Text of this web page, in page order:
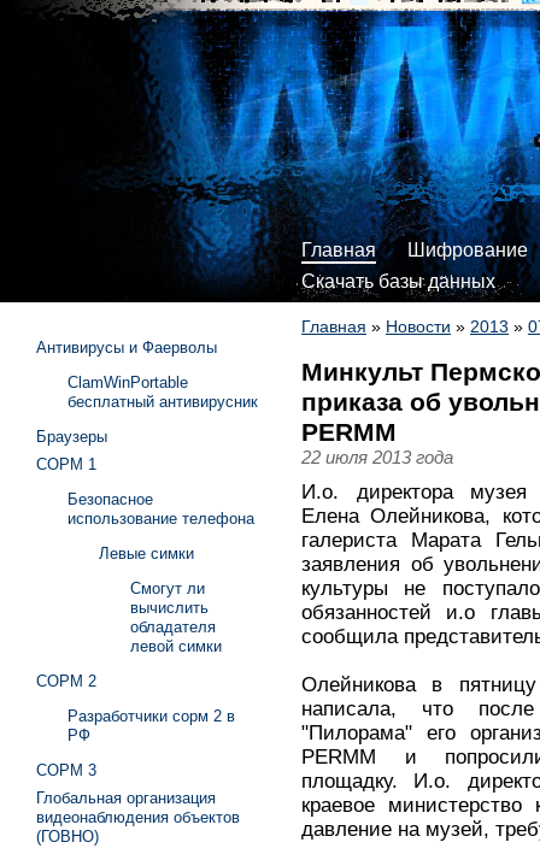
Главная
Шифрование
Скачать базы данных
Главная » Новости » 2013 »
Минкульт
приказа об
PERMM
22 июля 2013 года
И.о. директора музея
Елена Олейникова,
галериста Марата
заявления об
культуры не
обязанностей и.о
сообщила
Олейникова в
написала, что
"Пилорама" его
PERMM и
площадку. И.о.
краевое министерство
давление на музей,
Антивирусы и Фаерволы
ClamWinPortable
бесплатный антивирусник
Браузеры
СОРМ 1
Безопасное
использование телефона
Левые симки
Смогут ли
вычислить
обладателя
левой симки
СОРМ 2
Разработчики сорм 2 в
РФ
СОРМ 3
Глобальная организация
видеонаблюдения объектов
(ГОВНО)